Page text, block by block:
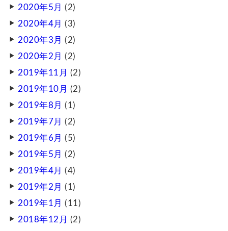
2020年5月 (2)
2020年4月 (3)
2020年3月 (2)
2020年2月 (2)
2019年11月 (2)
2019年10月 (2)
2019年8月 (1)
2019年7月 (2)
2019年6月 (5)
2019年5月 (2)
2019年4月 (4)
2019年2月 (1)
2019年1月 (11)
2018年12月 (2)